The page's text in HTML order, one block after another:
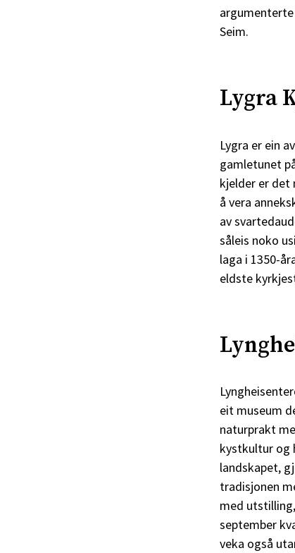
Seim.
Lygra
Lygra er ein
gamletunet
kjelder er det
å vera
av
såleis noko
laga i 1350-
eldste
eit museum
naturprakt
kystkultur og
landskapet,
tradisjonen
med
september
veka også